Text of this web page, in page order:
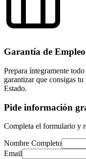
Garantía de
Prepara íntegramente
garantizar que consigas
Estado.
Pide información
Completa el formulario y
Nombre Completo
Email